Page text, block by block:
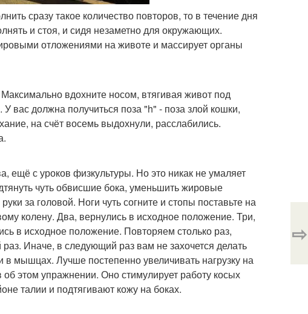
сразу такое количество повторов, то в течение дня
и стоя, и сидя незаметно для окружающих.
отложениями на животе и массирует органы
вдохните носом, втягивая живот под
вас должна получиться поза "h" - поза злой кошки,
на счёт восемь выдохнули, расслабились.
ещё с уроков физкультуры. Но это никак не умаляет
чуть обвисшие бока, уменьшить жировые
за головой. Ноги чуть согните и стопы поставьте на
колену. Два, вернулись в исходное положение. Три,
в исходное положение. Повторяем столько раз,
Иначе, в следующий раз вам не захочется делать
мышцах. Лучше постепенно увеличивать нагрузку на
этом упражнении. Оно стимулирует работу косых
талии и подтягивают кожу на боках.
⇨